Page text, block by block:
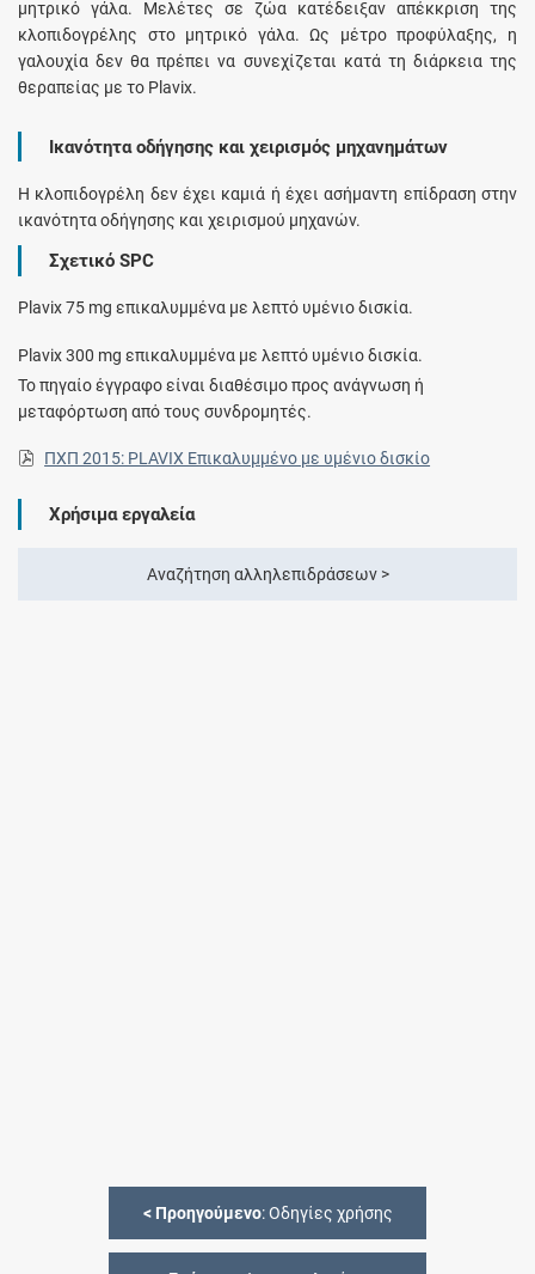
μητρικό γάλα. Μελέτες σε ζώα κατέδειξαν απέκκριση της
κλοπιδογρέλης στο μητρικό γάλα. Ως μέτρο προφύλαξης, η
γαλουχία δεν θα πρέπει να συνεχίζεται κατά τη διάρκεια της
θεραπείας με το Plavix.
Ικανότητα οδήγησης και χειρισμός μηχανημάτων
Η κλοπιδογρέλη δεν έχει καμιά ή έχει ασήμαντη επίδραση στην
ικανότητα οδήγησης και χειρισμού μηχανών.
Σχετικό SPC
Plavix 75 mg επικαλυμμένα με λεπτό υμένιο δισκία.
Plavix 300 mg επικαλυμμένα με λεπτό υμένιο δισκία.
Το πηγαίο έγγραφο είναι διαθέσιμο προς ανάγνωση ή
μεταφόρτωση από τους συνδρομητές.
ΠΧΠ 2015: PLAVIX Επικαλυμμένο με υμένιο δισκίο
Χρήσιμα εργαλεία
Αναζήτηση αλληλεπιδράσεων >
< Προηγούμενο: Οδηγίες χρήσης